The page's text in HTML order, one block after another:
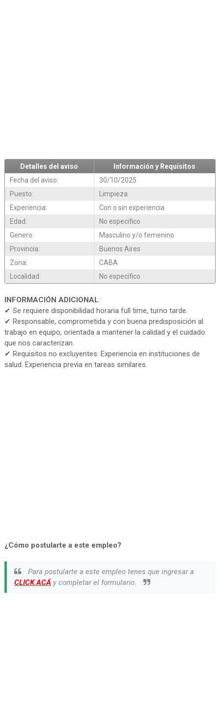
Detalles del aviso
Información y Requisitos
Fecha del aviso:
30/10/2025
Puesto:
Limpieza
Experiencia:
Con o sin experiencia
Edad:
No especifico
Genero:
Masculino y/o femenino
Provincia:
Buenos Aires
Zona:
CABA
Localidad:
No especifico
INFORMACIÓN ADICIONAL:
✔ Se requiere disponibilidad horaria full time, turno tarde.
✔ Responsable, comprometida y con buena predisposición al
trabajo en equipo, orientada a mantener la calidad y el cuidado
que nos caracterizan.
✔ Requisitos no excluyentes: Experiencia en instituciones de
salud. Experiencia previa en tareas similares.
¿Cómo postularte a este empleo?
Para postularte a este empleo tenes que ingresar a
CLICK ACÁ y completar el formulario.